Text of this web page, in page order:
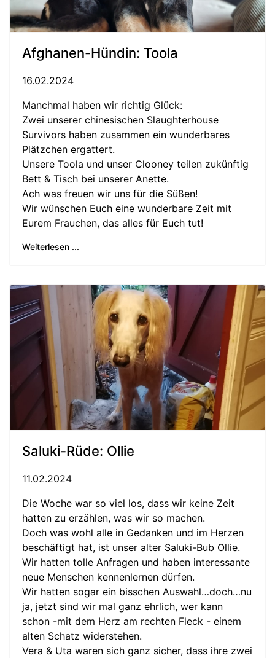
Afghanen-Hündin: Toola
16.02.2024
Manchmal haben wir richtig Glück:
Zwei unserer chinesischen Slaughterhouse
Survivors haben zusammen ein wunderbares
Plätzchen ergattert.
Unsere Toola und unser Clooney teilen zukünftig
Bett & Tisch bei unserer Anette.
Ach was freuen wir uns für die Süßen!
Wir wünschen Euch eine wunderbare Zeit mit
Eurem Frauchen, das alles für Euch tut!
Weiterlesen ...
Saluki-Rüde: Ollie
11.02.2024
Die Woche war so viel los, dass wir keine Zeit
hatten zu erzählen, was wir so machen.
Doch was wohl alle in Gedanken und im Herzen
beschäftigt hat, ist unser alter Saluki-Bub Ollie.
Wir hatten tolle Anfragen und haben interessante
neue Menschen kennenlernen dürfen.
Wir hatten sogar ein bisschen Auswahl…doch…nu
ja, jetzt sind wir mal ganz ehrlich, wer kann
schon -mit dem Herz am rechten Fleck - einem
alten Schatz widerstehen.
Vera & Uta waren sich ganz sicher, dass ihre zwei